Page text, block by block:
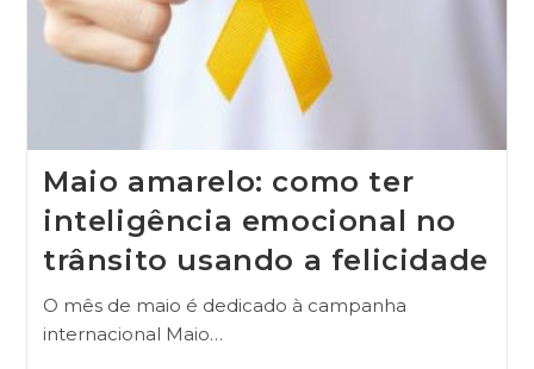
Maio amarelo: como ter
inteligência emocional no
trânsito usando a felicidade
O mês de maio é dedicado à campanha
internacional Maio…